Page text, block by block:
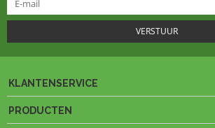
VERSTUUR
KLANTENSERVICE
PRODUCTEN